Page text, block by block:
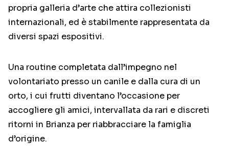
propria galleria d’arte che attira collezionisti
internazionali, ed è stabilmente rappresentata da
diversi spazi espositivi.
Una routine completata dall’impegno nel
volontariato presso un canile e dalla cura di un
orto, i cui frutti diventano l’occasione per
accogliere gli amici, intervallata da rari e discreti
ritorni in Brianza per riabbracciare la famiglia
d’origine.